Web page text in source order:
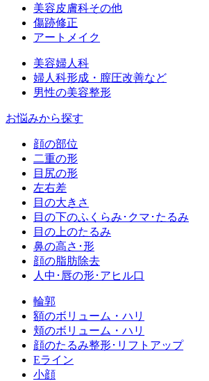
美容皮膚科その他
傷跡修正
アートメイク
美容婦人科
婦人科形成・膣圧改善など
男性の美容整形
お悩みから探す
顔の部位
二重の形
目尻の形
左右差
目の大きさ
目の下のふくらみ･クマ･たるみ
目の上のたるみ
鼻の高さ･形
顔の脂肪除去
人中･唇の形･アヒル口
輪郭
額のボリューム・ハリ
頬のボリューム・ハリ
顔のたるみ整形･リフトアップ
Eライン
小顔